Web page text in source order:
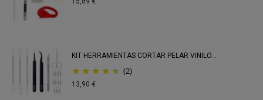
KIT HERRAMIENTAS CORTAR PELAR VINILO...
(2)
13,90 €